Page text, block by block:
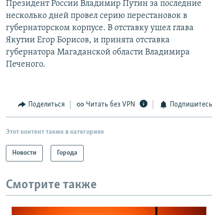
Президент России Владимир Путин за последние
несколько дней провел серию перестановок в
губернаторском корпусе. В отставку ушел глава
Якутии Егор Борисов, и принята отставка
губернатора Магаданской области Владимира
Печеного.
Поделиться Читать без VPN Подпишитесь
Этот контент также в категориях
Новости Города
Смотрите также